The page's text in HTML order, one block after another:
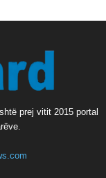
prej vitit 2015 portal